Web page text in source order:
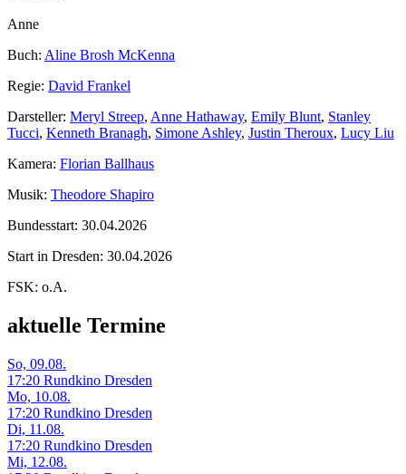
Anne
Buch: Aline Brosh McKenna
Regie: David Frankel
Darsteller: Meryl Streep, Anne Hathaway, Emily Blunt, Stanley
Tucci, Kenneth Branagh, Simone Ashley, Justin Theroux, Lucy Liu
Kamera: Florian Ballhaus
Musik: Theodore Shapiro
Bundesstart: 30.04.2026
Start in Dresden: 30.04.2026
FSK: o.A.
aktuelle Termine
So, 09.08.
17:20 Rundkino Dresden
Mo, 10.08.
17:20 Rundkino Dresden
Di, 11.08.
17:20 Rundkino Dresden
Mi, 12.08.